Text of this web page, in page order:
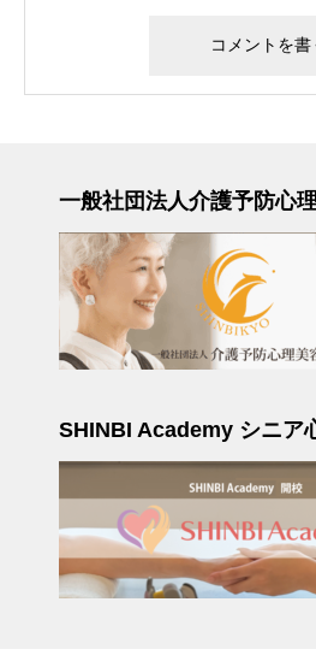
一般社団法人介護予防心
SHINBI Academy シニア